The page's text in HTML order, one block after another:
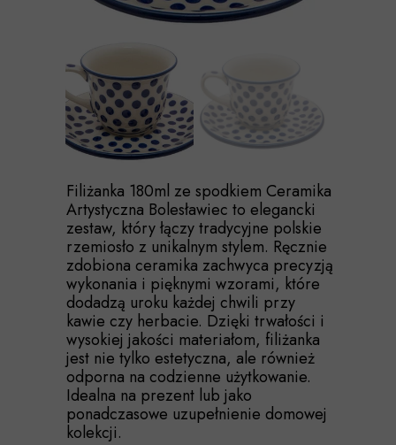
Filiżanka 180ml ze spodkiem Ceramika
Artystyczna Bolesławiec to elegancki
zestaw, który łączy tradycyjne polskie
rzemiosło z unikalnym stylem. Ręcznie
zdobiona ceramika zachwyca precyzją
wykonania i pięknymi wzorami, które
dodadzą uroku każdej chwili przy
kawie czy herbacie. Dzięki trwałości i
wysokiej jakości materiałom, filiżanka
jest nie tylko estetyczna, ale również
odporna na codzienne użytkowanie.
Idealna na prezent lub jako
ponadczasowe uzupełnienie domowej
kolekcji.